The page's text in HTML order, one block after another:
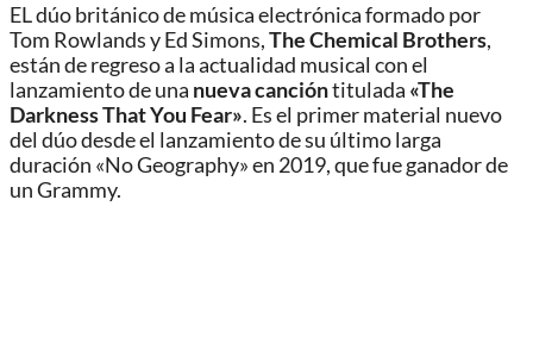
EL dúo británico de música electrónica formado por
Tom Rowlands y Ed Simons,The Chemical Brothers,
están de regreso a la actualidad musical con el
lanzamiento de una nueva cancióntitulada «The
Darkness That You Fear». Es el primer material nuevo
del dúo desde el lanzamiento de su último larga
duración «No Geography» en 2019, que fue ganador de
un Grammy.